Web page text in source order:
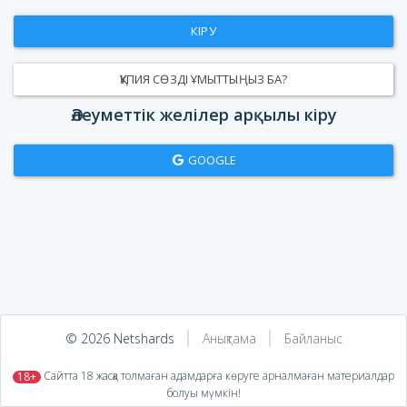
КІРУ
ҚҰПИЯ СӨЗДІ ҰМЫТТЫҢЫЗ БА?
Әлеуметтік желілер арқылы кіру
GOOGLE
© 2026 Netshards Анықтама Байланыс
18+ ​ Сайтта 18 жасқа толмаған адамдарға көруге арналмаған материалдар
болуы мүмкін!